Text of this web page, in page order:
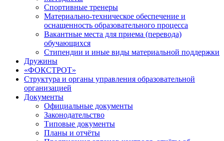
Спортивные тренеры
Материально-техническое обеспечение и
оснащенность образовательного процесса
Вакантные места для приема (перевода)
обучающихся
Стипендии и иные виды материальной поддержки
Дружины
«ФОКСТРОТ»
Структура и органы управления образовательной
организацией
Документы
Официальные документы
Законодательство
Типовые документы
Планы и отчёты